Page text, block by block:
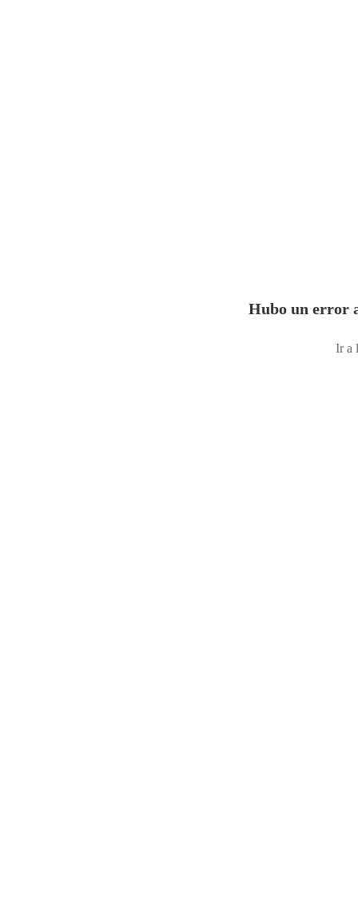
Hubo un error
Ir a